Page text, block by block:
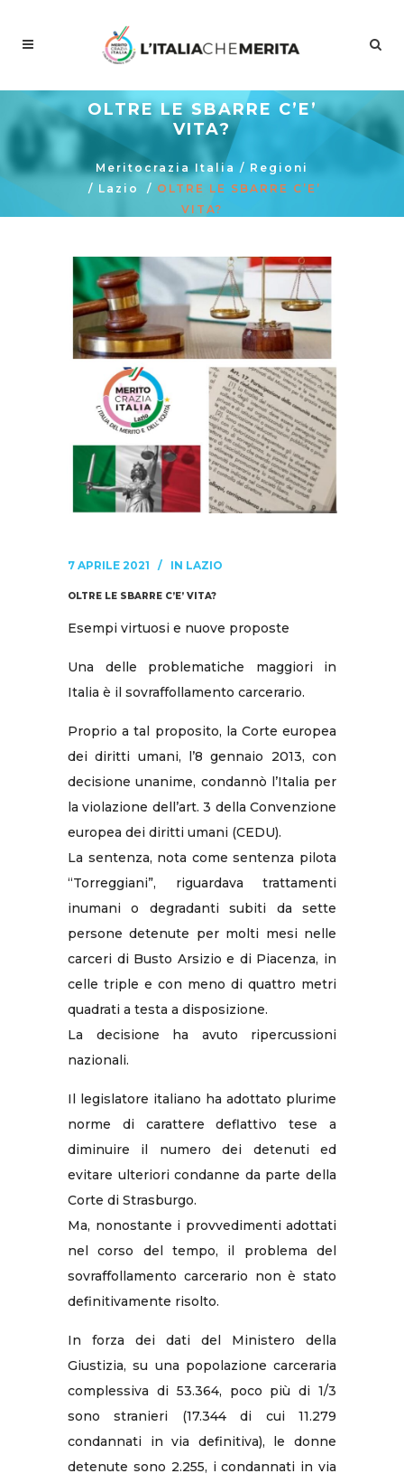
OLTRE LE SBARRE C’E’
VITA?
Meritocrazia Italia / Regioni
/ Lazio / OLTRE LE SBARRE C’E’
VITA?
7 APRILE 2021 IN LAZIO
OLTRE LE SBARRE C’E’ VITA?
Esempi virtuosi e nuove proposte
Una delle problematiche maggiori in
Italia è il sovraffollamento carcerario.
Proprio a tal proposito, la Corte europea
dei diritti umani, l’8 gennaio 2013, con
decisione unanime, condannò l’Italia per
la violazione dell’art. 3 della Convenzione
europea dei diritti umani (CEDU).
La sentenza, nota come sentenza pilota
“Torreggiani”, riguardava trattamenti
inumani o degradanti subiti da sette
persone detenute per molti mesi nelle
carceri di Busto Arsizio e di Piacenza, in
celle triple e con meno di quattro metri
quadrati a testa a disposizione.
La decisione ha avuto ripercussioni
nazionali.
Il legislatore italiano ha adottato plurime
norme di carattere deflattivo tese a
diminuire il numero dei detenuti ed
evitare ulteriori condanne da parte della
Corte di Strasburgo.
Ma, nonostante i provvedimenti adottati
nel corso del tempo, il problema del
sovraffollamento carcerario non è stato
definitivamente risolto.
In forza dei dati del Ministero della
Giustizia, su una popolazione carceraria
complessiva di 53.364, poco più di 1/3
sono stranieri (17.344 di cui 11.279
condannati in via definitiva), le donne
detenute sono 2.255, i condannati in via